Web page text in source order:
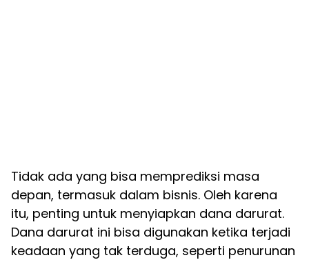
Tidak ada yang bisa memprediksi masa
depan, termasuk dalam bisnis. Oleh karena
itu, penting untuk menyiapkan dana darurat.
Dana darurat ini bisa digunakan ketika terjadi
keadaan yang tak terduga, seperti penurunan